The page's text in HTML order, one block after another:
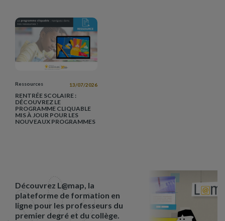
Ressources 13/07/2026
RENTRÉE SCOLAIRE :
DÉCOUVREZ LE
PROGRAMME CLIQUABLE
MIS À JOUR POUR LES
NOUVEAUX PROGRAMMES
Découvrez L@map, la
plateforme de formation en
ligne pour les professeurs du
premier degré et du collège.